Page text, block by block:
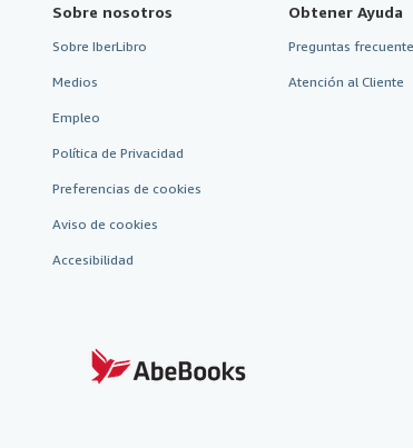
Sobre nosotros
Sobre IberLibro
Medios
Empleo
Política de Privacidad
Preferencias de cookies
Aviso de cookies
Accesibilidad
Obtener Ayuda
Preguntas
Atención al Cliente